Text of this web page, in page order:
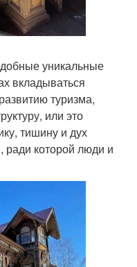
уникальные
вкладываться
туризма,
или это
тишину и дух
которой люди и